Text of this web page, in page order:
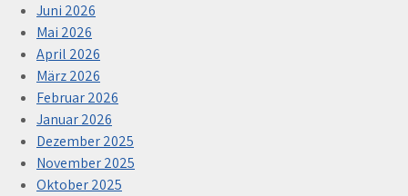
Juni 2026
Mai 2026
April 2026
März 2026
Februar 2026
Januar 2026
Dezember 2025
November 2025
Oktober 2025